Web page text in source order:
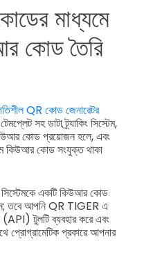
মাধ্যমে
কোড তৈরি
QR কোড জেনারেটর
সহ ডাটা ট্র্যাকিং সিস্টেম,
কোড প্রয়োজন হলে, এবং
কিউআর কোড সংযুক্ত থাকা
সিস্টেমকে একটি কিউআর কোড
তবে আপনি QR TIGER এ
(API) টুলটি ব্যবহার করে এবং
প্রোগ্রামেটিক প্রকারে আপনার